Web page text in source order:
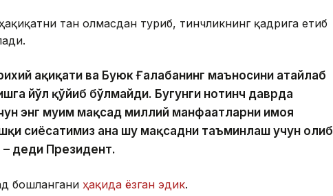
тан олмасдан туриб, тинчликнинг қадрига етиб
ҳақиқати ва Буюк Ғалабанинг маъносини атайлаб
йўл қўйиб бўлмайди. Бугунги нотинч даврда
энг муҳим мақсад миллий манфаатларни ҳимоя
сиёсатимиз ана шу мақсадни таъминлаш учун олиб
деди Президент.
бошлангани ҳақида ёзган эдик.